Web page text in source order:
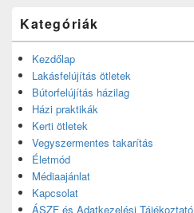
Kategóriák
Kezdőlap
Lakásfelújítás ötletek
Bútorfelújítás házilag
Házi praktikák
Kerti ötletek
Vegyszermentes takarítás
Életmód
Médiaajánlat
Kapcsolat
ÁSZF és Adatkezelési Tájékoztató